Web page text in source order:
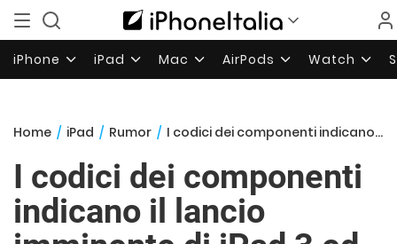
iPhone iPad Mac AirPods Watch
Home / iPad / Rumor / I codici dei componenti indicano il lancio imminente di iPad 3 ed una nuova Apple TV?
I codici dei componenti
indicano il lancio